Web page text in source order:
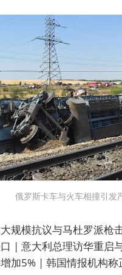
俄罗斯卡车与火车相撞引发
规模抗议与马杜罗派枪
| 意大利总理访华重启
加5% | 韩国情报机构